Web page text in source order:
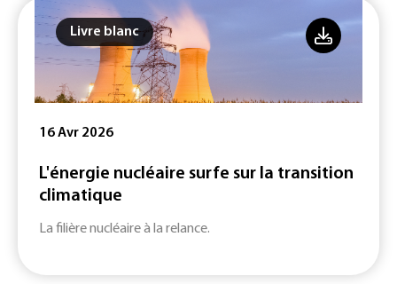
Livre blanc
16 Avr 2026
L'énergie nucléaire surfe sur la transition
climatique
La filière nucléaire à la relance.